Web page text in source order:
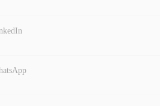
とが困難になっています。さらに、公
可能性があります。提供されるカスタ
レーダーは規制されていないブローカ